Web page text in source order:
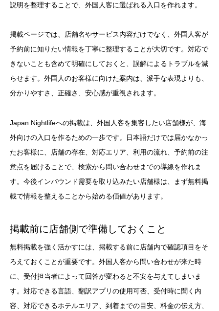
説明を整理することで、外国人客に選ばれる入口を作れます。
掲載ページでは、店舗名やサービス内容だけでなく、外国人客が
予約前に知りたい情報を丁寧に整理することが大切です。対応で
きないことも含めて明確にしておくと、誤解によるトラブルを減
らせます。外国人のお客様に向けた案内は、派手な表現よりも、
分かりやすさ、正確さ、安心感が重視されます。
Japan Nightlifeへの掲載は、外国人客を集客したい店舗様が、海
外向けの入口を作るための一歩です。日本語だけでは届かなかっ
たお客様に、店舗の存在、対応エリア、利用の流れ、予約前の注
意点を届けることで、検索から問い合わせまでの導線を作れま
す。今後インバウンド需要を取り込みたい店舗様は、まず無料掲
載で情報を整えることから始める価値があります。
掲載前に店舗側で準備しておくこと
無料掲載を強く活かすには、掲載する前に店舗内で確認項目をそ
ろえておくことが重要です。外国人客から問い合わせが来た時
に、受付担当者によって回答が変わると不安を与えてしまいま
す。対応できる言語、翻訳アプリの使用可否、受付時に聞く内
容、対応できるホテルエリア、到着までの目安、料金の伝え方、